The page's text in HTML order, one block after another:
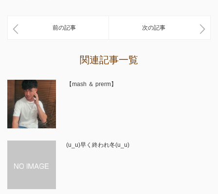
前の記事 次の記事
関連記事一覧
【mash ＆ prerm】
(u_u)早く終われ冬(u_u)